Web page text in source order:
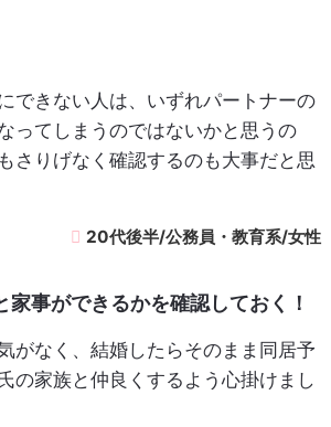
できない人は、いずれパートナーの
ってしまうのではないかと思うの
さりげなく確認するのも大事だと思
20代後半/公務員・教育系/女性
家事ができるかを確認しておく！
がなく、結婚したらそのまま同居予
の家族と仲良くするよう心掛けまし